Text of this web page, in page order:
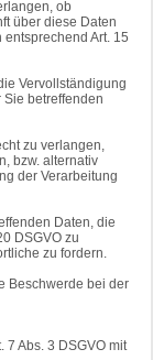
ob
über diese Daten
Art. 15
Vervollständigung
betreffenden
zu verlangen,
bzw. alternativ
der Verarbeitung
Daten, die
DSGVO zu
zu fordern.
Beschwerde bei der
Abs. 3 DSGVO mit